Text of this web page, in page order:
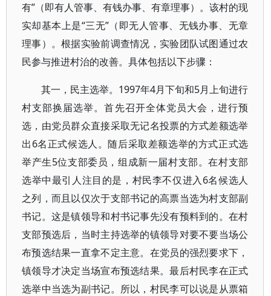
有”（即有人管事、有钱办事、有章理事）。该村的现
实却基本上是“三无”（即无人管事、无钱办事、无章
理事）。根据实验前调查情况，实验团队试图通过农
民参与推进村治的改善。具体包括以下步骤：
其一，民主选举。1997年4月下旬和5月上旬进行
村支部换届选举。首先召开全体党员大会，进行预
选，由党员群众直接采取无记名投票的方式差额选举
出6名正式候选人。随后采取差额选举的方式正式选
举产生5位支部委员，组成新一届村支部。在村支部
选举中最引人注目的是，村民李不仅进入6名候选人
之列，而且以仅次于支部书记的高票当选为村支部副
书记。这是镇领导和村书记事先没有预料到的。在村
支部预选后，当时主持选举的镇领导对要不要当场公
布预选结果一直拿不定主意。在党员的强烈要求下，
镇领导才决定当场宣布预选结果。最后村民李在正式
选举中当选为副书记。所以，村民李可以说是从票箱